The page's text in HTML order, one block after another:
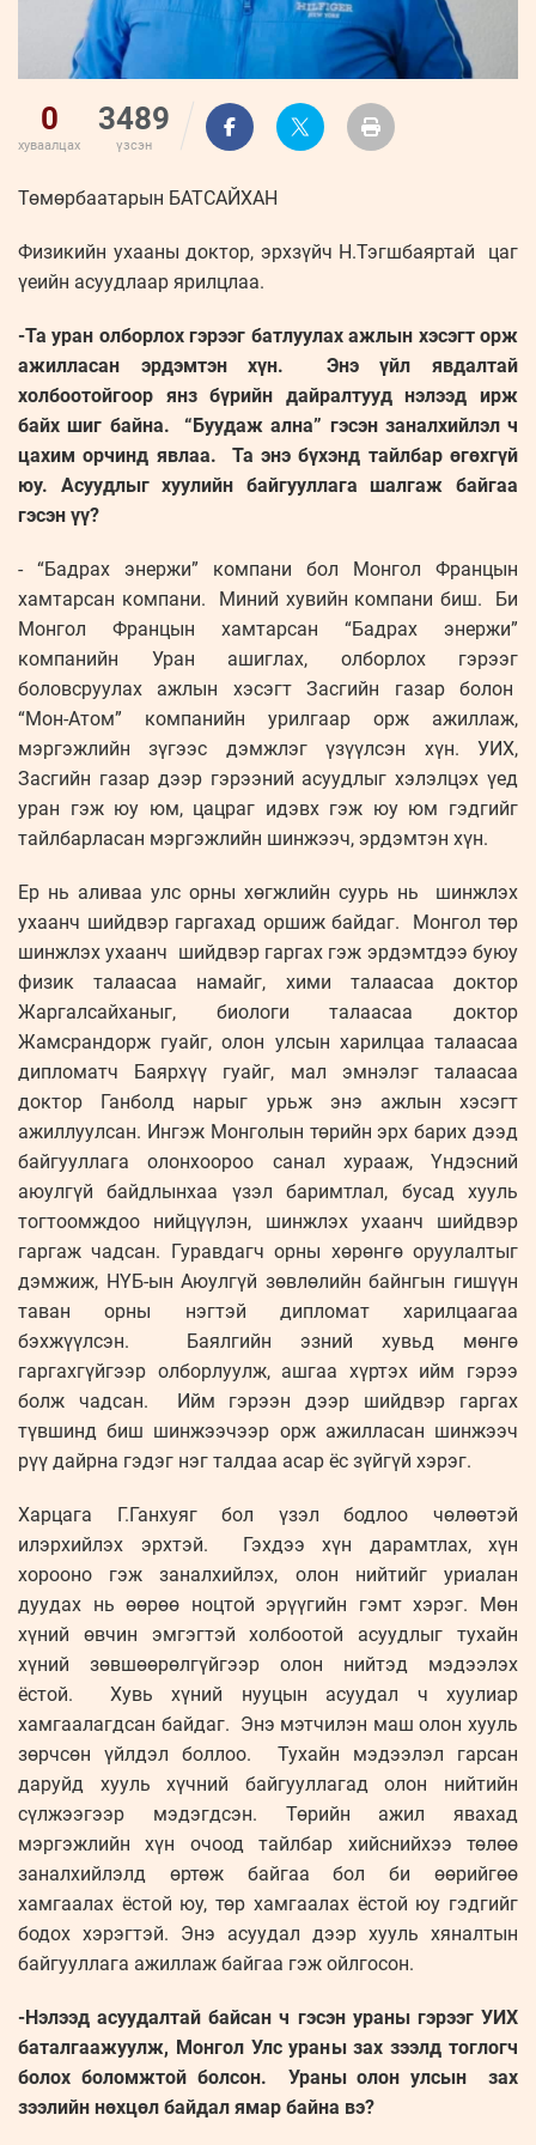
0
хуваалцах
3489
үзсэн
Төмөрбаатарын БАТСАЙХАН
Физикийн ухааны доктор, эрхзүйч Н.Тэгшбаяртай цаг
үеийн асуудлаар ярилцлаа.
-Та уран олборлох гэрээг батлуулах ажлын хэсэгт орж
ажилласан эрдэмтэн хүн. Энэ үйл явдалтай
холбоотойгоор янз бүрийн дайралтууд нэлээд ирж
байх шиг байна. “Буудаж ална” гэсэн заналхийлэл ч
цахим орчинд явлаа. Та энэ бүхэнд тайлбар өгөхгүй
юу. Асуудлыг хуулийн байгууллага шалгаж байгаа
гэсэн үү?
- “Бадрах энержи” компани бол Монгол Францын
хамтарсан компани. Миний хувийн компани биш. Би
Монгол Францын хамтарсан “Бадрах энержи”
компанийн Уран ашиглах, олборлох гэрээг
боловсруулах ажлын хэсэгт Засгийн газар болон
“Мон-Атом” компанийн урилгаар орж ажиллаж,
мэргэжлийн зүгээс дэмжлэг үзүүлсэн хүн. УИХ,
Засгийн газар дээр гэрээний асуудлыг хэлэлцэх үед
уран гэж юу юм, цацраг идэвх гэж юу юм гэдгийг
тайлбарласан мэргэжлийн шинжээч, эрдэмтэн хүн.
Ер нь аливаа улс орны хөгжлийн суурь нь шинжлэх
ухаанч шийдвэр гаргахад оршиж байдаг. Монгол төр
шинжлэх ухаанч шийдвэр гаргах гэж эрдэмтдээ буюу
физик талаасаа намайг, хими талаасаа доктор
Жаргалсайханыг, биологи талаасаа доктор
Жамсрандорж гуайг, олон улсын харилцаа талаасаа
дипломатч Баярхүү гуайг, мал эмнэлэг талаасаа
доктор Ганболд нарыг урьж энэ ажлын хэсэгт
ажиллуулсан. Ингэж Монголын төрийн эрх барих дээд
байгууллага олонхоороо санал хурааж, Үндэсний
аюулгүй байдлынхаа үзэл баримтлал, бусад хууль
тогтоомждоо нийцүүлэн, шинжлэх ухаанч шийдвэр
гаргаж чадсан. Гуравдагч орны хөрөнгө оруулалтыг
дэмжиж, НҮБ-ын Аюулгүй зөвлөлийн байнгын гишүүн
таван орны нэгтэй дипломат харилцаагаа
бэхжүүлсэн. Баялгийн эзний хувьд мөнгө
гаргахгүйгээр олборлуулж, ашгаа хүртэх ийм гэрээ
болж чадсан. Ийм гэрээн дээр шийдвэр гаргах
түвшинд биш шинжээчээр орж ажилласан шинжээч
рүү дайрна гэдэг нэг талдаа асар ёс зүйгүй хэрэг.
Харцага Г.Ганхуяг бол үзэл бодлоо чөлөөтэй
илэрхийлэх эрхтэй. Гэхдээ хүн дарамтлах, хүн
хорооно гэж заналхийлэх, олон нийтийг уриалан
дуудах нь өөрөө ноцтой эрүүгийн гэмт хэрэг. Мөн
хүний өвчин эмгэгтэй холбоотой асуудлыг тухайн
хүний зөвшөөрөлгүйгээр олон нийтэд мэдээлэх
ёстой. Хувь хүний нууцын асуудал ч хуулиар
хамгаалагдсан байдаг. Энэ мэтчилэн маш олон хууль
зөрчсөн үйлдэл боллоо. Тухайн мэдээлэл гарсан
даруйд хууль хүчний байгууллагад олон нийтийн
сүлжээгээр мэдэгдсэн. Төрийн ажил явахад
мэргэжлийн хүн очоод тайлбар хийснийхээ төлөө
заналхийлэлд өртөж байгаа бол би өөрийгөө
хамгаалах ёстой юу, төр хамгаалах ёстой юу гэдгийг
бодох хэрэгтэй. Энэ асуудал дээр хууль хяналтын
байгууллага ажиллаж байгаа гэж ойлгосон.
-Нэлээд асуудалтай байсан ч гэсэн ураны гэрээг УИХ
баталгаажуулж, Монгол Улс ураны зах зээлд тоглогч
болох боломжтой болсон. Ураны олон улсын зах
зээлийн нөхцөл байдал ямар байна вэ?